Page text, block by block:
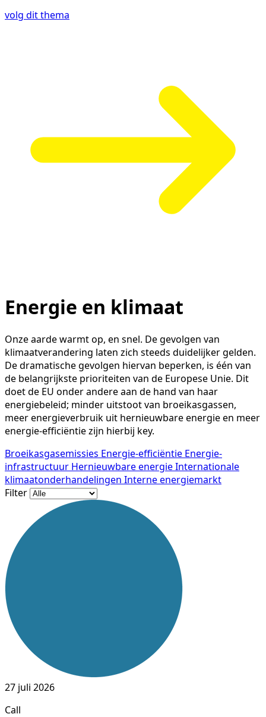
volg dit thema
Energie en klimaat
Onze aarde warmt op, en snel. De gevolgen van
klimaatverandering laten zich steeds duidelijker gelden.
De dramatische gevolgen hiervan beperken, is één van
de belangrijkste prioriteiten van de Europese Unie. Dit
doet de EU onder andere aan de hand van haar
energiebeleid; minder uitstoot van broeikasgassen,
meer energieverbruik uit hernieuwbare energie en meer
energie-efficiëntie zijn hierbij key.
Broeikasgasemissies Energie-efficiëntie Energie-
infrastructuur Hernieuwbare energieInternationale
klimaatonderhandelingen Interne energiemarkt
Filter
27 juli 2026
Call